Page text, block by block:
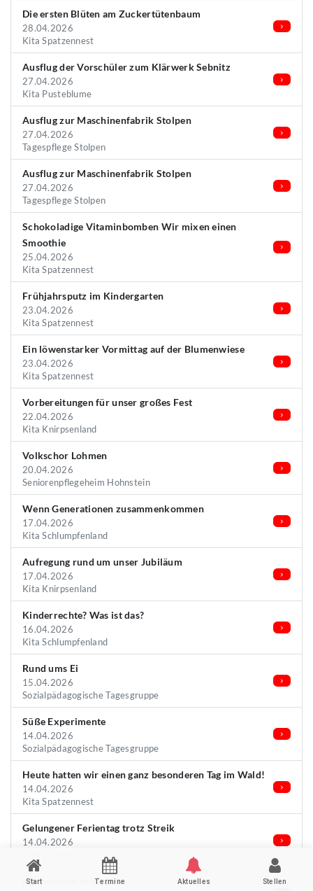
Die ersten Blüten am Zuckertütenbaum
28.04.2026
Kita Spatzennest
Ausflug der Vorschüler zum Klärwerk Sebnitz
27.04.2026
Kita Pusteblume
Ausflug zur Maschinenfabrik Stolpen
27.04.2026
Tagespflege Stolpen
Ausflug zur Maschinenfabrik Stolpen
27.04.2026
Tagespflege Stolpen
Schokoladige Vitaminbomben Wir mixen einen
Smoothie
25.04.2026
Kita Spatzennest
Frühjahrsputz im Kindergarten
23.04.2026
Kita Spatzennest
Ein löwenstarker Vormittag auf der Blumenwiese
23.04.2026
Kita Spatzennest
Vorbereitungen für unser großes Fest
22.04.2026
Kita Knirpsenland
Volkschor Lohmen
20.04.2026
Seniorenpflegeheim Hohnstein
Wenn Generationen zusammenkommen
17.04.2026
Kita Schlumpfenland
Aufregung rund um unser Jubiläum
17.04.2026
Kita Knirpsenland
Kinderrechte? Was ist das?
16.04.2026
Kita Schlumpfenland
Rund ums Ei
15.04.2026
Sozialpädagogische Tagesgruppe
Süße Experimente
14.04.2026
Sozialpädagogische Tagesgruppe
Heute hatten wir einen ganz besonderen Tag im Wald!
14.04.2026
Kita Spatzennest
Gelungener Ferientag trotz Streik
14.04.2026
Mathematik erleben
Start Termine Aktuelles Stellen